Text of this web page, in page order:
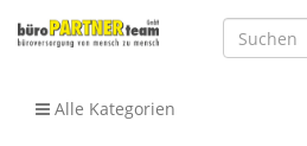
Alle Kategorien